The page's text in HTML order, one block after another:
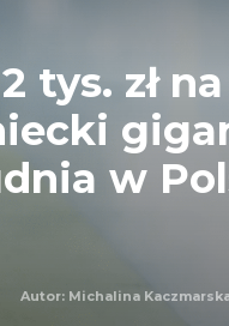
tys. zł
w
Autor: Michalina